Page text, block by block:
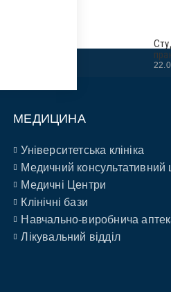
МЕДИЦИНА
Університетська клініка
Медичний консультативний
Медичні Центри
Клінічні бази
Навчально-виробнича
Лікувальний відділ